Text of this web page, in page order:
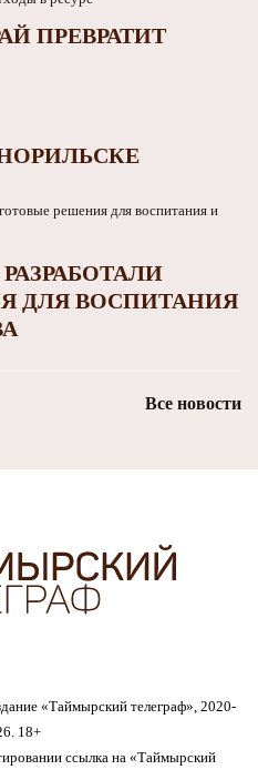
ПРЕВРАТИТ
ДЛЯ ВОСПИТАНИЯ
Все новости
«Таймырский телеграф», 2020-
18+
ссылка на «Таймырский